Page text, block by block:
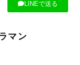
LINEで送る
マン